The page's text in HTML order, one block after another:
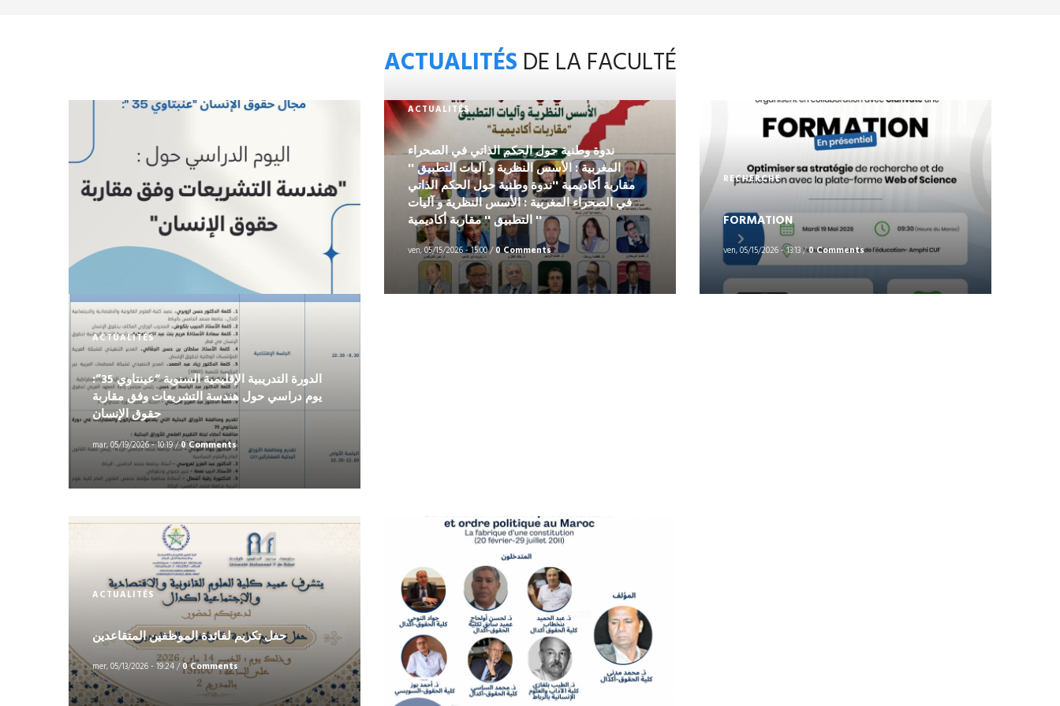
ACTUALITÉS DE LA FACULTÉ
ACTUALITÉS
الدورة التدريبية الإقليمية السنوية “عينتاوي 35”:
يوم دراسي حول هندسة التشريعات وفق مقاربة
حقوق الإنسان
mar, 05/19/2026 - 10:19/0 Comments
ACTUALITÉS
ندوة وطنية حول الحكم الذاتي في الصحراء
المغربية : الأسس النظرية و آليات التطبيق ''
مقاربة أكاديمية ''ندوة وطنية حول الحكم الذاتي
في الصحراء المغربية : الأسس النظرية و آليات
التطبيق '' مقاربة أكاديمية ''
ven, 05/15/2026 - 15:00/0 Comments
RECHERCHE
FORMATION
ven, 05/15/2026 - 13:13/0 Comments
ACTUALITÉS
حفل تكريم لفائدة الموظفين المتقاعدين
mer, 05/13/2026 - 19:24/0 Comments